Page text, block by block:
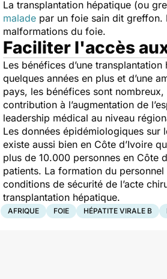
La transplantation hépatique (ou
malade par un foie sain dit greffon.
malformations du foie.
Faciliter l'accès
Les bénéfices d’une
quelques années en plus et d’une
pays, les bénéfices sont
contribution à l’augmentation de
leadership médical au niveau
Les données épidémiologiques sur
existe aussi bien en Côte d’Ivoire
plus de 10.000 personnes en Côte
patients. La formation du personnel
conditions de sécurité de l’acte
transplantation hépatique.
AFRIQUE FOIE HÉPATITE VIRALE B